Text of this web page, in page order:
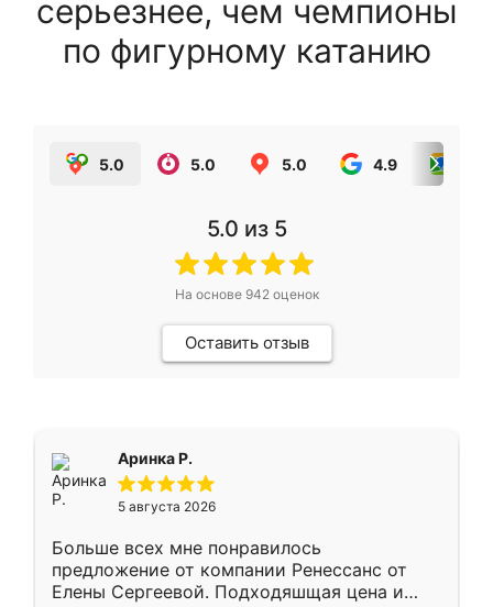
серьезнее, чем чемпионы
по фигурному катанию
5.0 5.0 5.0 4.9
5.0 из 5
На основе 942оценок
Оставить отзыв
Аринка Р.
5 августа 2026
Больше всех мне понравилось
предложение от компании Ренессанс от
Елены Сергеевой. Подходяшщая цена и